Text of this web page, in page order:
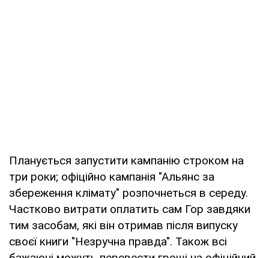
Планується запустити кампанію строком на
три роки; офіційно кампанія "Альянс за
збереження клімату" розпочнеться в середу.
Частково витрати оплатить сам Гор завдяки
тим засобам, які він отримав після випуску
своєї книги "Незручна правда". Також всі